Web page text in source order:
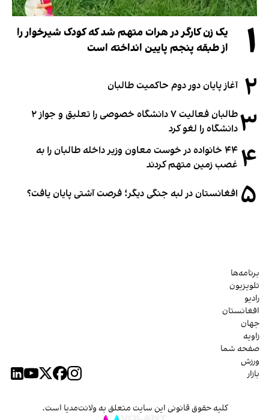
۱
یک زن کارگر در هرات متهم شد که کودک شیرخوار را
از طبقه پنجم پایین انداخته است
۲ آغاز پایان دور دوم حاکمیت طالبان
۳
طالبان فعالیت ۷ دانشگاه خصوصی را تعلیق و جواز ۲
دانشگاه را لغو کرد
۴
۴۴ خانواده در خوست معاون وزیر داخله طالبان را به
غصب زمین متهم کردند
۵ افغانستان در لبه جنگی دیگر؛ فرصت آشتی پایان یافت؟
برنامه‌ها
تلویزیون
رادیو
افغانستان
جهان
زاویه
صفحه شما
ورزش
بازار
کلیه حقوق قانونی این سایت متعلق به ولانت‌مدیا است.